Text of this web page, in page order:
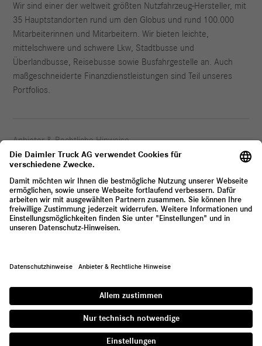
Wir sind einer der weltweit größten Nutzfahrzeug-Hersteller, mit
35 Hauptstandorten rund um den Globus und rund 100.000
Mitarbeiterinnen und Mitarbeitern. Wir bieten leichte,
mittelschwere und schwere Lkw, Stadtbusse und
Überlandbusse, Reisebusse sowie Busfahrgestelle an. Auch
maßgeschneiderte Finanzdienstleistungen sind Teil unseres
Portfolios.
Anbieter & Rechtliche Hinweise
Datenschutz
© 2026 Daimler Truck AG. Alle Rechte vorbehalten.